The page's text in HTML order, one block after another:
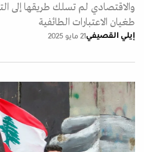
والاقتصادي لم تسلك طريقها إلى
طغيان الاعتبارات الطائفية
إيلي القصيفي21 مايو 2025